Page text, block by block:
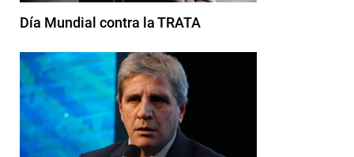
Día Mundial contra la TRATA